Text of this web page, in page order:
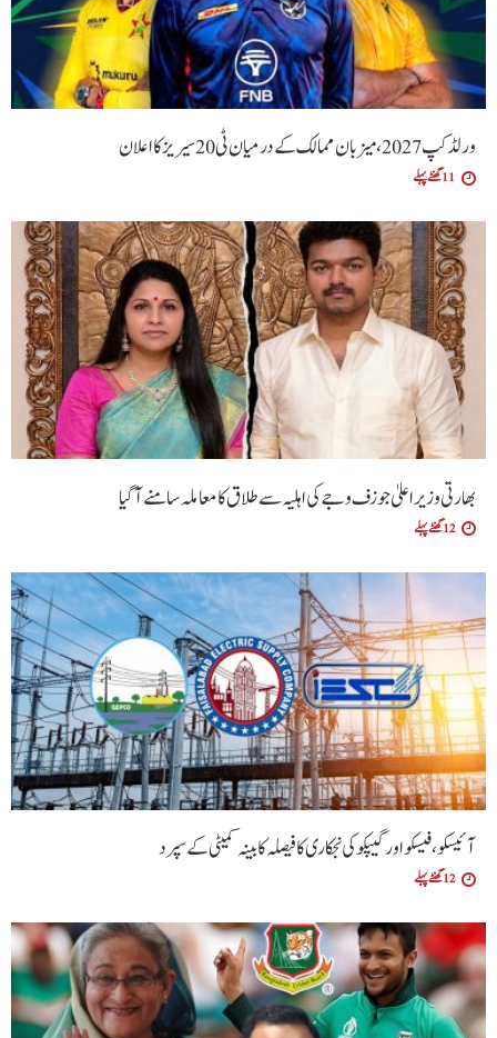
ورلڈ کپ 2027، میزبان ممالک کے درمیان ٹی20 سیریز کا اعلان
11 گھنٹے پہلے
بھارتی وزیراعلیٰ جوزف وجے کی اہلیہ سے طلاق کا معاملہ سامنے آگیا
12 گھنٹے پہلے
آئیسکو، فیسکو اور گیپکو کی نجکاری کا فیصلہ کابینہ کمیٹی کے سپرد
12 گھنٹے پہلے